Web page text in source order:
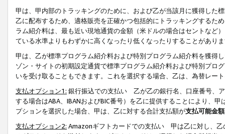
甲は、甲内部のトラッキングのために、および乙が当該月に獲得した
乙に配布するため、適格販売を正確かつ包括的にトラッキングするた
ラム紹介料は、最も近い現地通貨の金額（米ドルの場合はセントなど
ている水準よりもわずかに高くなったり低くなったりすることがあり
甲は、乙が標準プログラム紹介料および特別プログラム紹介料を獲得
ゾン・サイトの初期設定通貨で標準プログラム紹介料および特別プロ
いを受け取ることもできます。これを選択する場合、乙は、為替レー
支払オプション1: 銀行振込での支払い 乙が乙の銀行名、口座番号、
する場合はABA、IBANおよびBIC番号）を乙に提供することにより、
プションを選択した場合、甲は、乙に対する合計支払額が支払可能金
支払オプション2: Amazonギフトカードでの支払い 甲は乙に対し、乙